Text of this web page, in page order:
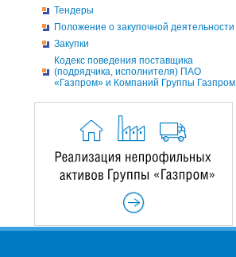
Тендеры
Положение о закупочной деятельности
Закупки
Кодекс поведения поставщика
(подрядчика, исполнителя) ПАО
«Газпром» и Компаний Группы Газпром